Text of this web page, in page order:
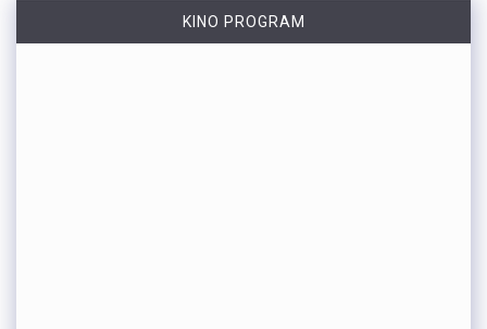
KINO PROGRAM